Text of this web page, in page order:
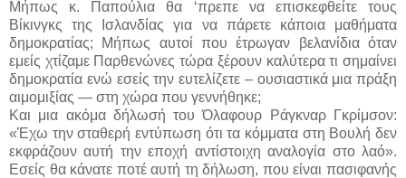
Μήπως κ. Παπούλια θα ‘πρεπε να επισκεφθείτε τους
Βίκινγκς της Ισλανδίας για να πάρετε κάποια μαθήματα
δημοκρατίας; Μήπως αυτοί που έτρωγαν βελανίδια όταν
εμείς χτίζαμε Παρθενώνες τώρα ξέρουν καλύτερα τι σημαίνει
δημοκρατία ενώ εσείς την ευτελίζετε – ουσιαστικά μια πράξη
αιμομιξίας — στη χώρα που γεννήθηκε;
Και μια ακόμα δήλωσή του Όλαφουρ Ράγκναρ Γκρίμσον:
«Έχω την σταθερή εντύπωση ότι τα κόμματα στη Βουλή δεν
εκφράζουν αυτή την εποχή αντίστοιχη αναλογία στο λαό».
Εσείς θα κάνατε ποτέ αυτή τη δήλωση, που είναι πασιφανής